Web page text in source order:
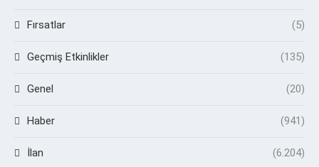
Fırsatlar (5)
Geçmiş Etkinlikler (135)
Genel (20)
Haber (941)
İlan (6.204)